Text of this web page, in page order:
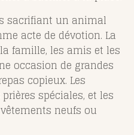
sacrifiant un animal
acte de dévotion. La
famille, les amis et les
occasion de grandes
copieux. Les
spéciales, et les
neufs ou